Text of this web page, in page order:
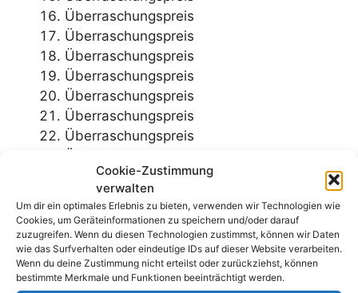
Cookie-Zustimmung
verwalten
Um dir ein optimales Erlebnis zu bieten, verwenden wir Technologien wie
Cookies, um Geräteinformationen zu speichern und/oder darauf
zuzugreifen. Wenn du diesen Technologien zustimmst, können wir Daten
wie das Surfverhalten oder eindeutige IDs auf dieser Website verarbeiten.
Wenn du deine Zustimmung nicht erteilst oder zurückziehst, können
bestimmte Merkmale und Funktionen beeinträchtigt werden.
Überraschungspreis
Überraschungspreis
Überraschungspreis
Überraschungspreis
Überraschungspreis
Überraschungspreis
Überraschungspreis
Überraschungspreis
Überraschungspreis
Wo kann ich
teilnehmen?